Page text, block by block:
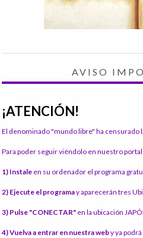
AVISO
¡ATENCIÓN!
El denominado "mundo libre" ha censurado
Para poder seguir viéndolo en nuestro
1) Instale en su ordenador el programa
2) Ejecute el programay aparecerán tres
3) Pulse "CONECTAR" en la ubicación
4) Vuelva a entrar en nuestra weby ya